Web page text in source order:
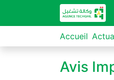
Accueil
Avis